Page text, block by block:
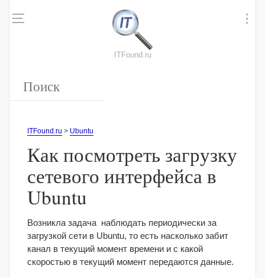
ITFound.ru
ITFound.ru > Ubuntu
Как посмотреть загрузку
сетевого интерфейса в
Ubuntu
Возникла задача наблюдать периодически за
загрузкой сети в Ubuntu, то есть насколько забит
канал в текущий момент времени и с какой
скоростью в текущий момент передаются данные.